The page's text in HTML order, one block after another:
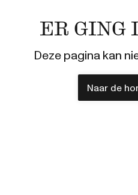
ER GING
Deze pagina kan
Naar de